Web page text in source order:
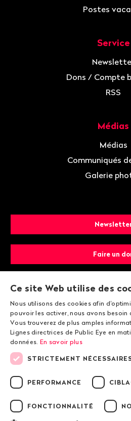
Postes
Service
Dons / Compte
RSS
Médias
Médias
Communiqués
Galerie
Faire un
Devenir
© 2026 Public
Mentions
Ce site Web utilise des
Nous utilisons des cookies afin
pouvoir les activer, nous avons besoin
Vous trouverez de plus amples
Lignes directrices de Public Eye en
données. En savoir plus
STRICTEMENT
PERFORMANCE
FONCTIONNALITÉ